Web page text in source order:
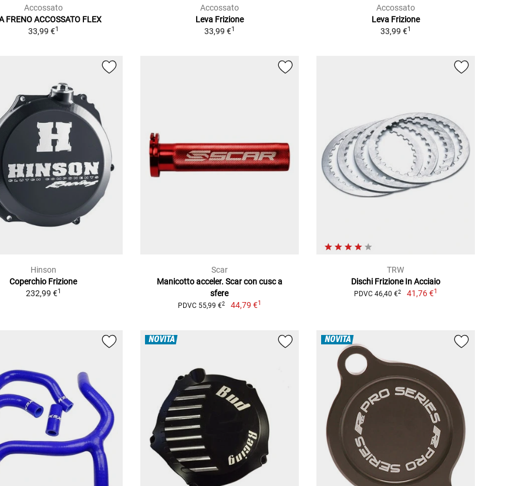
Accossato
FRENO ACCOSSATO FLEX
33,99 €1
Accossato
Leva Frizione
33,99 €1
Accossato
Leva Frizione
33,99 €1
Hinson
Coperchio Frizione
232,99 €1
Scar
Manicotto acceler. Scar con cusc a
sfere
PDVC 55,99 €2 44,79 €1
TRW
Dischi Frizione In Acciaio
PDVC 46,40 €2 41,76 €1
NOVITÀ NOVITÀ